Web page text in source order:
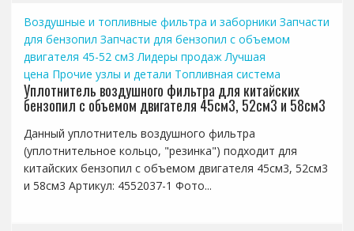
Воздушные и топливные фильтра и заборники Запчасти
для бензопил Запчасти для бензопил с объемом
двигателя 45-52 см3 Лидеры продаж Лучшая
цена Прочие узлы и детали Топливная система
Уплотнитель воздушного фильтра для китайских
бензопил с объемом двигателя 45см3, 52см3 и 58см3
Данный уплотнитель воздушного фильтра
(уплотнительное кольцо, "резинка") подходит для
китайских бензопил с объемом двигателя 45см3, 52см3
и 58см3 Артикул: 4552037-1 Фото...